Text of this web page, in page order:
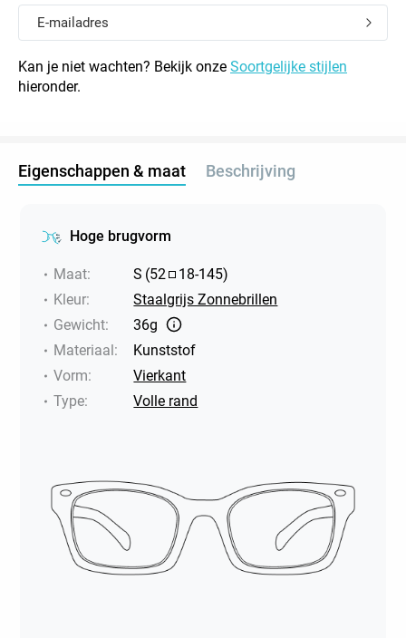
Kan je niet wachten? Bekijk onze Soortgelijke stijlen
hieronder.
Eigenschappen & maat Beschrijving
Hoge brugvorm
Maat: S (52 18-145)
Kleur:
Staalgrijs Zonnebrillen
Gewicht:
36g
Materiaal:
Kunststof
Vorm:
Vierkant
Type: Volle rand